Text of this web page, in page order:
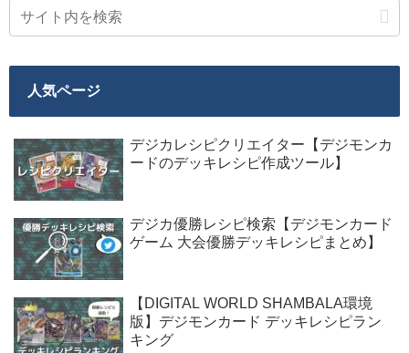
人気ページ
デジカレシピクリエイター【デジモンカ
ードのデッキレシピ作成ツール】
デジカ優勝レシピ検索【デジモンカード
ゲーム 大会優勝デッキレシピまとめ】
【DIGITAL WORLD SHAMBALA環境
版】デジモンカード デッキレシピラン
キング